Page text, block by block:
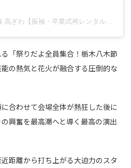
栃木市/創業48年 京呉服 高ぎわ【振袖・卒業式袴レンタル】(@kimono_takagiwa)がシェアした投稿
「祭りだよ全員集合！栃木八木節
の熱気と花火が融合する圧倒的な
合わせて会場全体が熱狂した後に
興奮を最高潮へと導く最高の演出
距離から打ち上がる大迫力のスタ